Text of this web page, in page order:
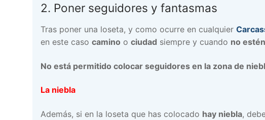
2. Poner seguidores y fantasmas
Tras poner una loseta, y como ocurre en cualquier
en este caso camino o ciudad siempre y cuando no
No está permitido colocar seguidores en la zona de
La niebla
Además, si en la loseta que has colocado hay niebla,